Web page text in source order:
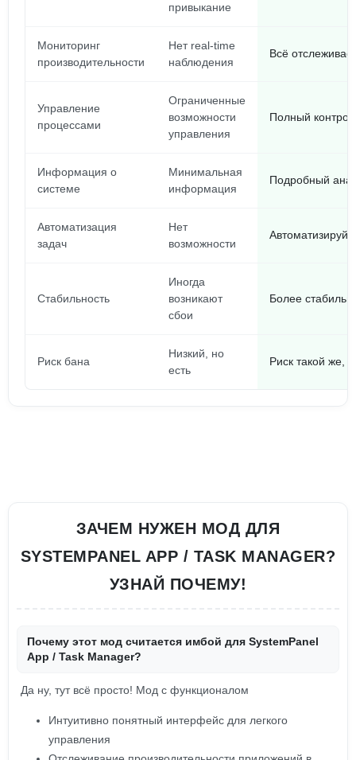
привыкание
Мониторинг
производительности
Нет real-time
наблюдения
Всё
Управление
процессами
Ограниченные
возможности
управления
Полный
Информация о
системе
Минимальная
информация
Подробный
Автоматизация
задач
Нет
возможности
Автоматизируй
Стабильность
Иногда
возникают
сбои
Более
Риск бана
Низкий, но
есть
Риск такой же,
ЗАЧЕМ НУЖЕН МОД ДЛЯ
SYSTEMPANEL APP / TASK MANAGER?
УЗНАЙ ПОЧЕМУ!
Почему этот мод считается имбой для SystemPanel
App / Task Manager?
Да ну, тут всё просто! Мод с функционалом
Интуитивно понятный интерфейс для легкого
управления